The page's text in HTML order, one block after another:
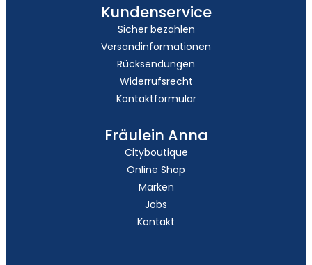
Kundenservice
Sicher bezahlen
Versandinformationen
Rücksendungen
Widerrufsrecht
Kontaktformular
Fräulein Anna
Cityboutique
Online Shop
Marken
Jobs
Kontakt